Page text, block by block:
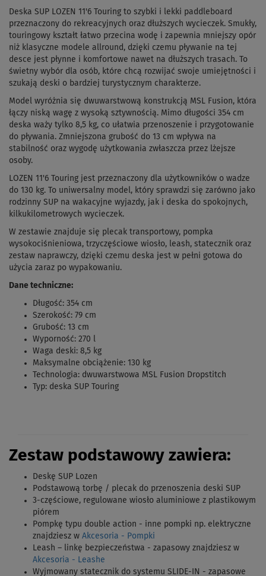
Deska SUP LOZEN 11'6 Touring to szybki i lekki paddleboard
przeznaczony do rekreacyjnych oraz dłuższych wycieczek. Smukły,
touringowy kształt łatwo przecina wodę i zapewnia mniejszy opór
niż klasyczne modele allround, dzięki czemu pływanie na tej
desce jest płynne i komfortowe nawet na dłuższych trasach. To
świetny wybór dla osób, które chcą rozwijać swoje umiejętności i
szukają deski o bardziej turystycznym charakterze.
Model wyróżnia się dwuwarstwową konstrukcją MSL Fusion, która
łączy niską wagę z wysoką sztywnością. Mimo długości 354 cm
deska waży tylko 8,5 kg, co ułatwia przenoszenie i przygotowanie
do pływania. Zmniejszona grubość do 13 cm wpływa na
stabilność oraz wygodę użytkowania zwłaszcza przez lżejsze
osoby.
LOZEN 11'6 Touring jest przeznaczony dla użytkowników o wadze
do 130 kg. To uniwersalny model, który sprawdzi się zarówno jako
rodzinny SUP na wakacyjne wyjazdy, jak i deska do spokojnych,
kilku­kilometrowych wycieczek.
W zestawie znajduje się plecak transportowy, pompka
wysokociśnieniowa, trzyczęściowe wiosło, leash, statecznik oraz
zestaw naprawczy, dzięki czemu deska jest w pełni gotowa do
użycia zaraz po wypakowaniu.
Dane techniczne:
Długość: 354 cm
Szerokość: 79 cm
Grubość: 13 cm
Wyporność: 270 l
Waga deski: 8,5 kg
Maksymalne obciążenie: 130 kg
Technologia: dwuwarstwowa MSL Fusion Dropstitch
Typ: deska SUP Touring
Zestaw podstawowy zawiera:
Deskę SUP Lozen
Podstawową torbę / plecak do przenoszenia deski SUP
3-częściowe, regulowane wiosło aluminiowe z plastikowym
piórem
Pompkę typu double action - inne pompki np. elektryczne
znajdziesz w Akcesoria - Pompki
Leash – linkę bezpieczeństwa - zapasowy znajdziesz w
Akcesoria - Leashe
Wyjmowany statecznik do systemu SLIDE-IN - zapasowe